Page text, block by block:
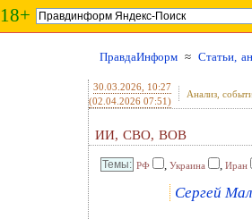
18+
ПравдаИнформ ≈ Статьи,
30.03.2026 , 10:27
(02.04.2026 07:51)
Анализ,
ИИ, СВО, ВОВ
РФ , Украина , Иран
Сергей